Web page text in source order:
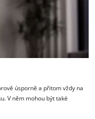
úsporně a přitom vždy na
V něm mohou být také